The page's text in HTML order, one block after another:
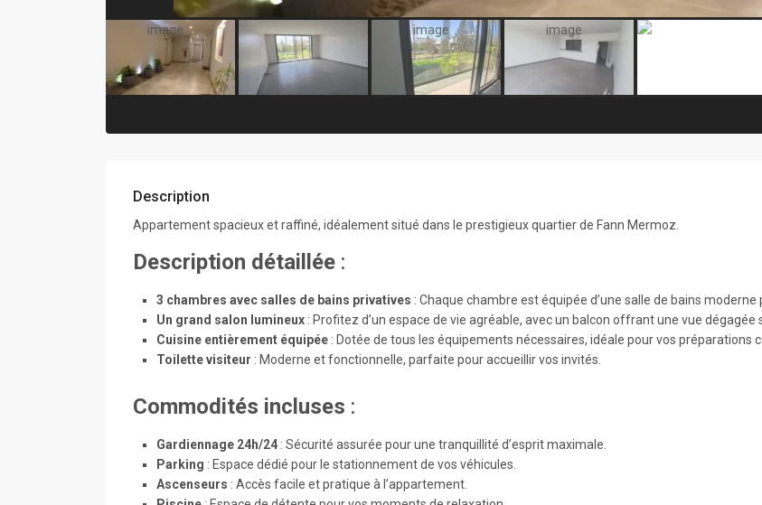
Description
Appartement spacieux et raffiné, idéalement situé dans le prestigieux quartier de Fann Mermoz.
Description détaillée :
3 chambres avec salles de bains privatives : Chaque chambre est équipée d’une salle de bains
Un grand salon lumineux : Profitez d’un espace de vie agréable, avec un balcon offrant une vue dégagée
Cuisine entièrement équipée : Dotée de tous les équipements nécessaires, idéale pour vos préparations
Toilette visiteur : Moderne et fonctionnelle, parfaite pour accueillir vos invités.
Commodités incluses :
Gardiennage 24h/24 : Sécurité assurée pour une tranquillité d’esprit maximale.
Parking : Espace dédié pour le stationnement de vos véhicules.
Ascenseurs : Accès facile et pratique à l’appartement.